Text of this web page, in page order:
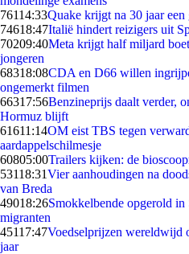
76114:33Quake krijgt na 30 jaar
74618:47Italië hindert reizigers uit
70209:40Meta krijgt half miljard
jongeren
68318:08CDA en D66 willen
ongemerkt filmen
66317:56Benzineprijs daalt verder,
Hormuz blijft
61611:14OM eist TBS tegen
aardappelschilmesje
60805:00Trailers kijken: de
53118:31Vier aanhoudingen na
van Breda
49018:26Smokkelbende opgerold in
migranten
45117:47Voedselprijzen wereldwijd
jaar